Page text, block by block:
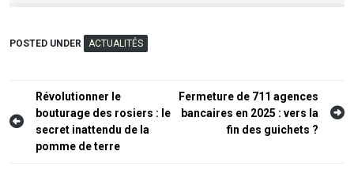
POSTED UNDER ACTUALITÉS
Navigation
de
l’article
Révolutionner le
bouturage des rosiers : le
secret inattendu de la
pomme de terre
Fermeture de 711 agences
bancaires en 2025 : vers la
fin des guichets ?